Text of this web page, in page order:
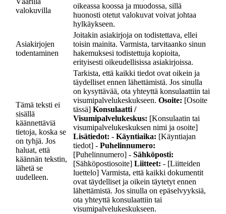
valokuvilla
oikeassa koossa ja muodossa, sillä
huonosti otetut valokuvat voivat johtaa
hylkäykseen.
Asiakirjojen
todentaminen
Joitakin asiakirjoja on todistettava, ellei
toisin mainita. Varmista, tarvitaanko sinun
hakemuksesi todistettuja kopioita,
erityisesti oikeudellisissa asiakirjoissa.
Tämä teksti ei
sisällä
käännettäviä
tietoja, koska se
on tyhjä. Jos
haluat, että
käännän tekstin,
lähetä se
uudelleen.
Tarkista, että kaikki tiedot ovat oikein ja
täydelliset ennen lähettämistä. Jos sinulla
on kysyttävää, ota yhteyttä konsulaattiin tai
visumipalvelukeskukseen. Osoite: [Osoite
tässä] Konsulaatti /
Visumipalvelukeskus: [Konsulaatin tai
visumipalvelukeskuksen nimi ja osoite]
Lisätiedot: - Käyntiaika: [Käyntiajan
tiedot] - Puhelinnumero:
[Puhelinnumero] - Sähköposti:
[Sähköpostiosoite] Liitteet: - [Liitteiden
luettelo] Varmista, että kaikki dokumentit
ovat täydelliset ja oikein täytetyt ennen
lähettämistä. Jos sinulla on epäselvyyksiä,
ota yhteyttä konsulaattiin tai
visumipalvelukeskukseen.